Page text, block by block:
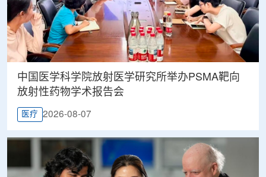
中国医学科学院放射医学研究所举办PSMA靶向
放射性药物学术报告会
医疗 2026-08-07